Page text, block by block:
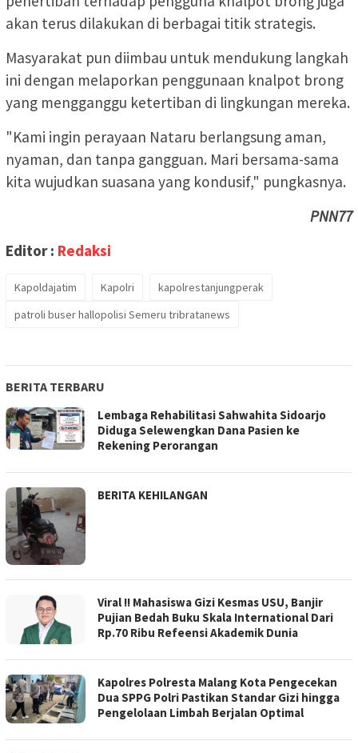
akan terus dilakukan di berbagai titik strategis.
Masyarakat pun diimbau untuk mendukung langkah
ini dengan melaporkan penggunaan knalpot brong
yang mengganggu ketertiban di lingkungan mereka.
"Kami ingin perayaan Nataru berlangsung aman,
nyaman, dan tanpa gangguan. Mari bersama-sama
kita wujudkan suasana yang kondusif," pungkasnya.
PNN77
Editor : Redaksi
Kapoldajatim Kapolri
kapolrestanjungperak
patroli buser hallopolisi Semeru tribratanews
BERITA TERBARU
Lembaga Rehabilitasi Sahwahita Sidoarjo
Diduga Selewengkan Dana Pasien ke
Rekening Perorangan
BERITA KEHILANGAN
Viral !! Mahasiswa Gizi Kesmas USU, Banjir
Pujian Bedah Buku Skala International Dari
Rp.70 Ribu Refeensi Akademik Dunia
Kapolres Polresta Malang Kota Pengecekan
Dua SPPG Polri Pastikan Standar Gizi hingga
Pengelolaan Limbah Berjalan Optimal